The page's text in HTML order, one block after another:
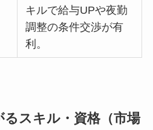
キルで給与UPや夜勤
調整の条件交渉が有
利。
スキル・資格（市場